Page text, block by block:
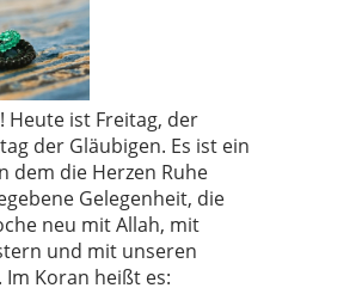
Heute ist Freitag, der
der Gläubigen. Es ist ein
dem die Herzen Ruhe
Gelegenheit, die
neu mit Allah, mit
und mit unseren
Koran heißt es: